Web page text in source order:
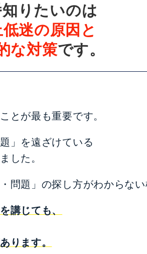
りたいのは
迷の原因と
な対策です。
とが最も重要です。
」を遠ざけている
した。
問題」の探し方がわからな
講じても、
ります。